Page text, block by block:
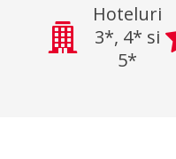
Hoteluri
3*, 4* si
5*